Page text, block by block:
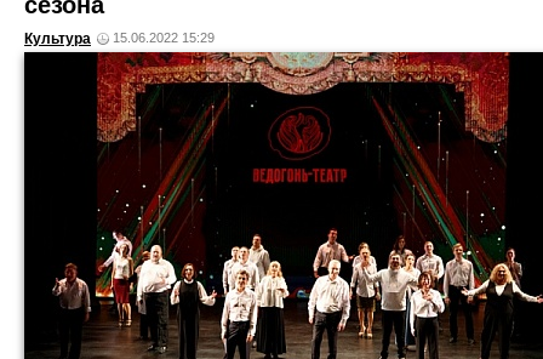
Культура 15.06.2022 15:29